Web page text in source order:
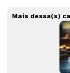
Mais dessa(s)